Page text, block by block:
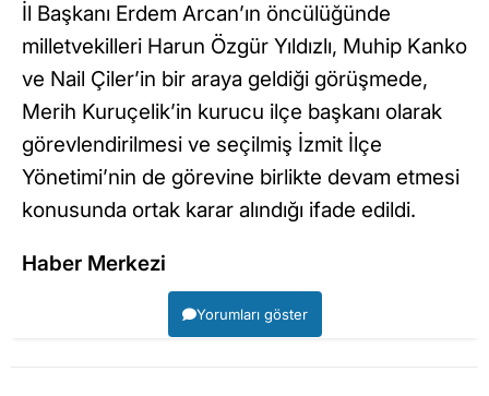
İl Başkanı Erdem Arcan’ın öncülüğünde
milletvekilleri Harun Özgür Yıldızlı, Muhip Kanko
ve Nail Çiler’in bir araya geldiği görüşmede,
Merih Kuruçelik’in kurucu ilçe başkanı olarak
görevlendirilmesi ve seçilmiş İzmit İlçe
Yönetimi’nin de görevine birlikte devam etmesi
konusunda ortak karar alındığı ifade edildi.
Haber Merkezi
Yorumları göster